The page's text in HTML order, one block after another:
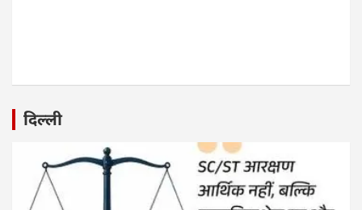
दिल्ली